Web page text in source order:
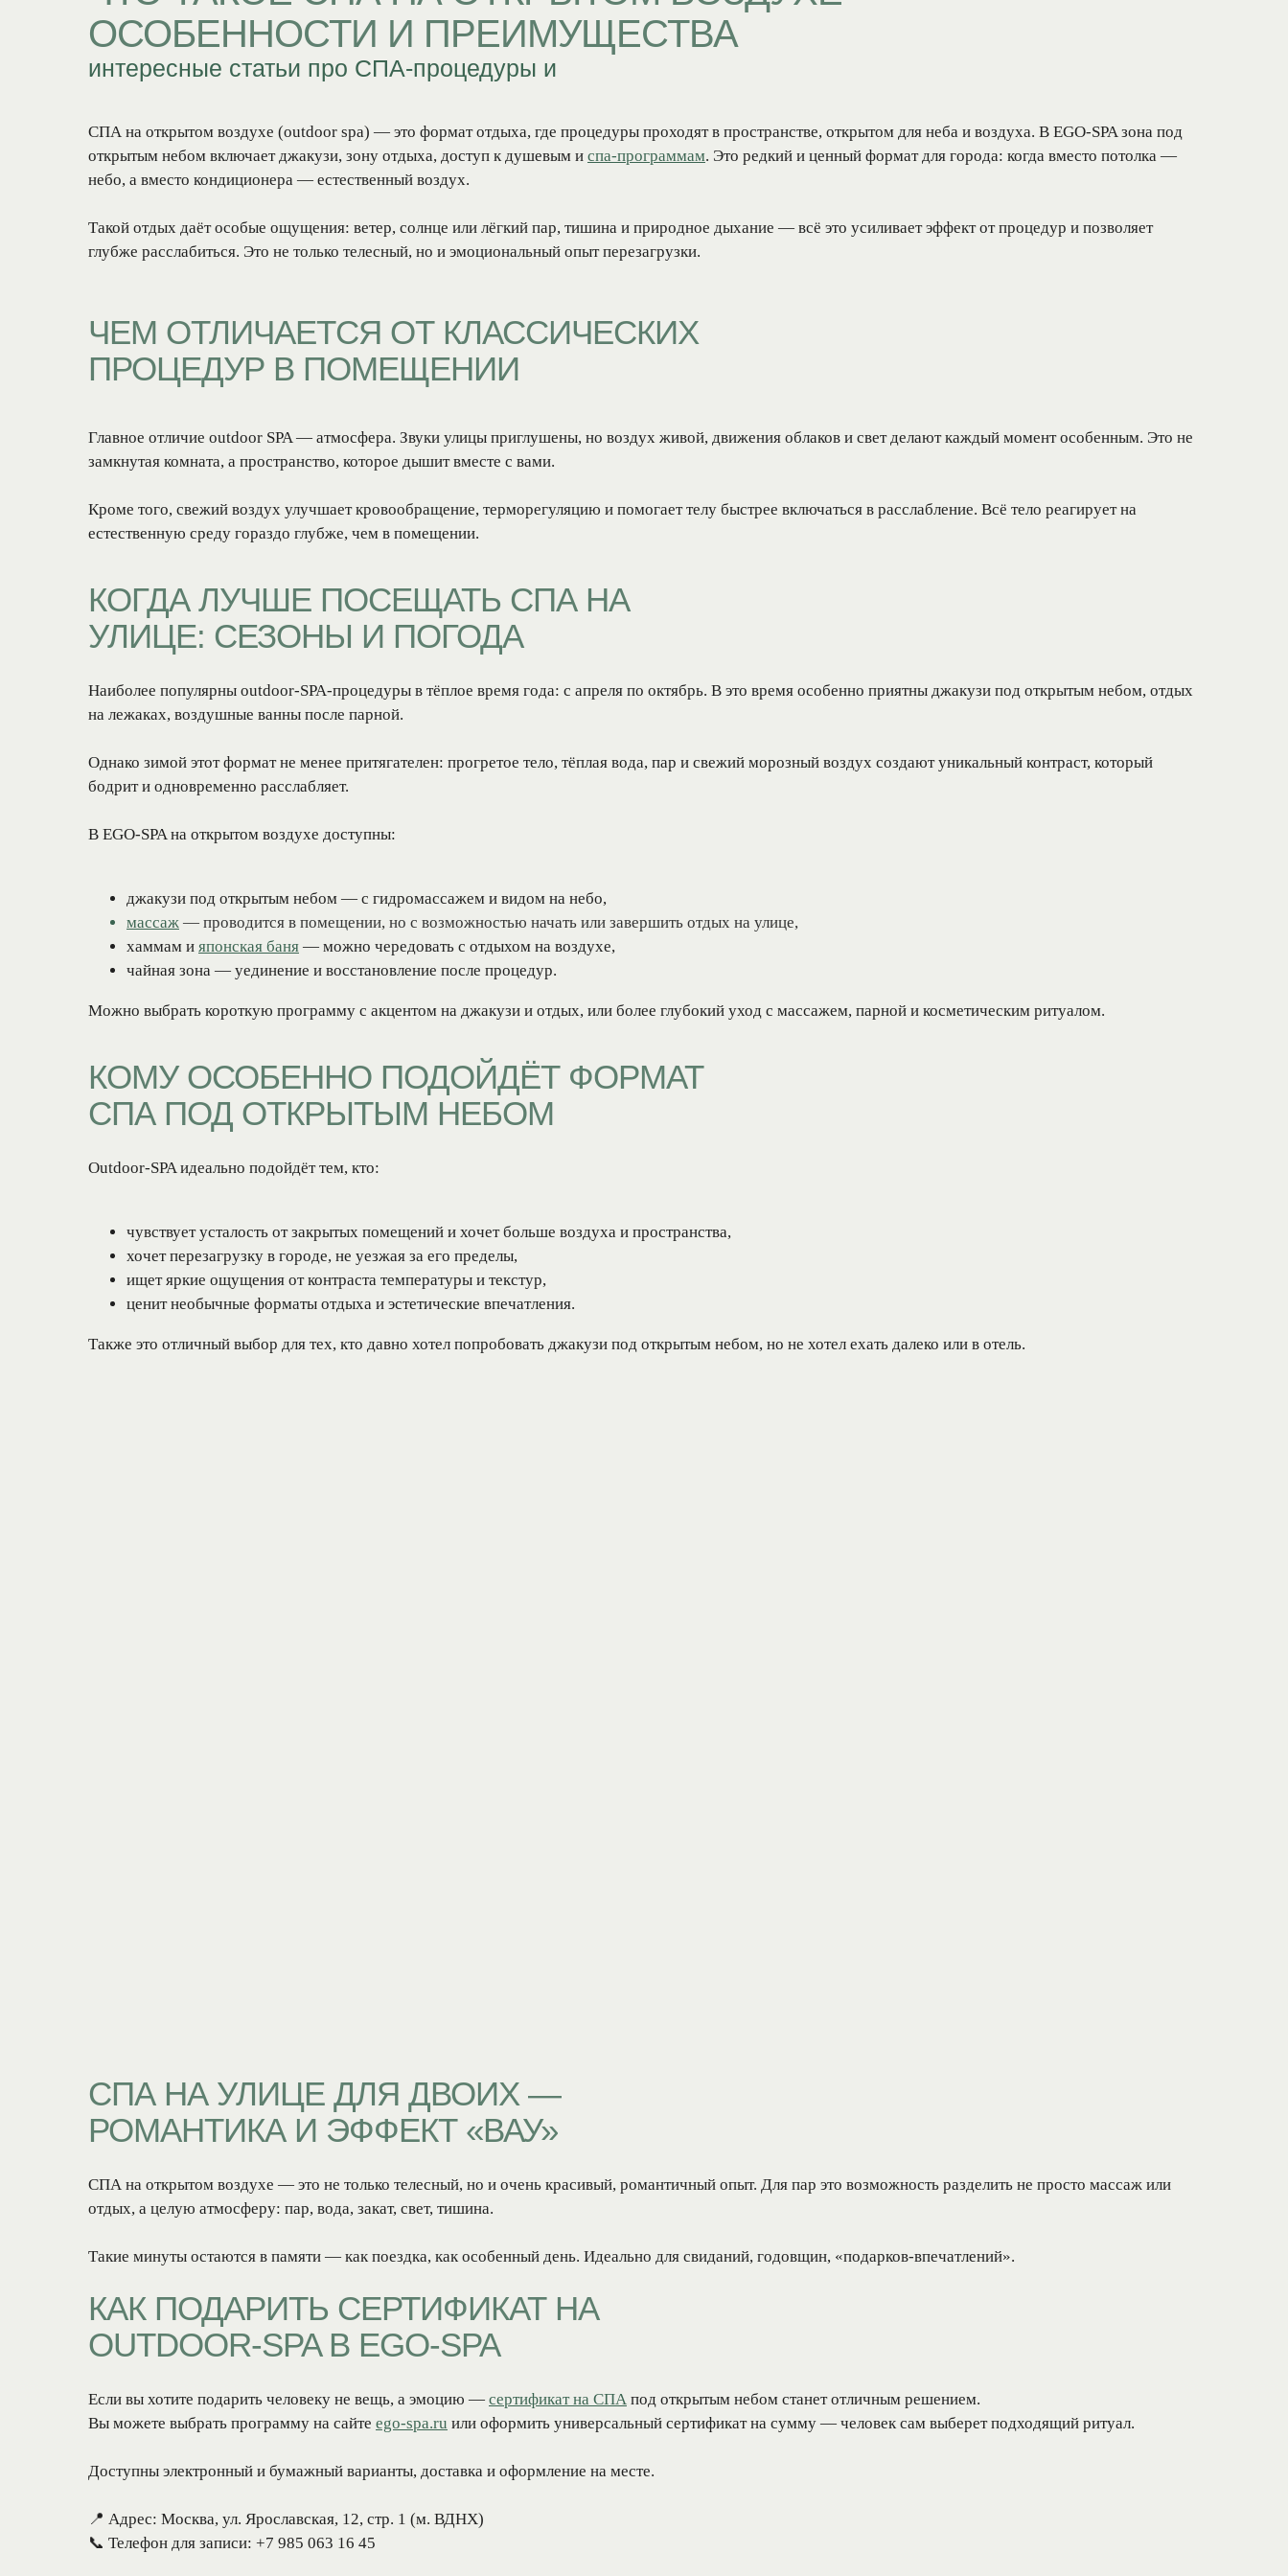
ОСОБЕННОСТИ И ПРЕИМУЩЕСТВА
интересные статьи про СПА-процедуры и
СПА на открытом воздухе (outdoor spa) — это формат отдыха, где процедуры проходят в пространстве, открытом для неба и воздуха. В EGO-SPA зона под
открытым небом включает джакузи, зону отдыха, доступ к душевым и спа-программам. Это редкий и ценный формат для города: когда вместо потолка —
небо, а вместо кондиционера — естественный воздух.
Такой отдых даёт особые ощущения: ветер, солнце или лёгкий пар, тишина и природное дыхание — всё это усиливает эффект от процедур и позволяет
глубже расслабиться. Это не только телесный, но и эмоциональный опыт перезагрузки.
ЧЕМ ОТЛИЧАЕТСЯ ОТ КЛАССИЧЕСКИХ
ПРОЦЕДУР В ПОМЕЩЕНИИ
Главное отличие outdoor SPA — атмосфера. Звуки улицы приглушены, но воздух живой, движения облаков и свет делают каждый момент особенным. Это не
замкнутая комната, а пространство, которое дышит вместе с вами.
Кроме того, свежий воздух улучшает кровообращение, терморегуляцию и помогает телу быстрее включаться в расслабление. Всё тело реагирует на
естественную среду гораздо глубже, чем в помещении.
КОГДА ЛУЧШЕ ПОСЕЩАТЬ СПА НА
УЛИЦЕ: СЕЗОНЫ И ПОГОДА
Наиболее популярны outdoor-SPA-процедуры в тёплое время года: с апреля по октябрь. В это время особенно приятны джакузи под открытым небом, отдых
на лежаках, воздушные ванны после парной.
Однако зимой этот формат не менее притягателен: прогретое тело, тёплая вода, пар и свежий морозный воздух создают уникальный контраст, который
бодрит и одновременно расслабляет.
В EGO-SPA на открытом воздухе доступны:
джакузи под открытым небом — с гидромассажем и видом на небо,
массаж — проводится в помещении, но с возможностью начать или завершить отдых на улице,
хаммам и японская баня — можно чередовать с отдыхом на воздухе,
чайная зона — уединение и восстановление после процедур.
Можно выбрать короткую программу с акцентом на джакузи и отдых, или более глубокий уход с массажем, парной и косметическим ритуалом.
КОМУ ОСОБЕННО ПОДОЙДЁТ ФОРМАТ
СПА ПОД ОТКРЫТЫМ НЕБОМ
Outdoor-SPA идеально подойдёт тем, кто:
чувствует усталость от закрытых помещений и хочет больше воздуха и пространства,
хочет перезагрузку в городе, не уезжая за его пределы,
ищет яркие ощущения от контраста температуры и текстур,
ценит необычные форматы отдыха и эстетические впечатления.
Также это отличный выбор для тех, кто давно хотел попробовать джакузи под открытым небом, но не хотел ехать далеко или в отель.
СПА НА УЛИЦЕ ДЛЯ ДВОИХ —
РОМАНТИКА И ЭФФЕКТ «ВАУ»
СПА на открытом воздухе — это не только телесный, но и очень красивый, романтичный опыт. Для пар это возможность разделить не просто массаж или
отдых, а целую атмосферу: пар, вода, закат, свет, тишина.
Такие минуты остаются в памяти — как поездка, как особенный день. Идеально для свиданий, годовщин, «подарков-впечатлений».
КАК ПОДАРИТЬ СЕРТИФИКАТ НА
OUTDOOR-SPA В EGO-SPA
Если вы хотите подарить человеку не вещь, а эмоцию — сертификат на СПА под открытым небом станет отличным решением.
Вы можете выбрать программу на сайте ego-spa.ru или оформить универсальный сертификат на сумму — человек сам выберет подходящий ритуал.
Доступны электронный и бумажный варианты, доставка и оформление на месте.
📍 Адрес: Москва, ул. Ярославская, 12, стр. 1 (м. ВДНХ)
📞 Телефон для записи: +7 985 063 16 45
СПА-девичник
СПА-программы для женщин
Обертывания
+7 (495) 120-23-81